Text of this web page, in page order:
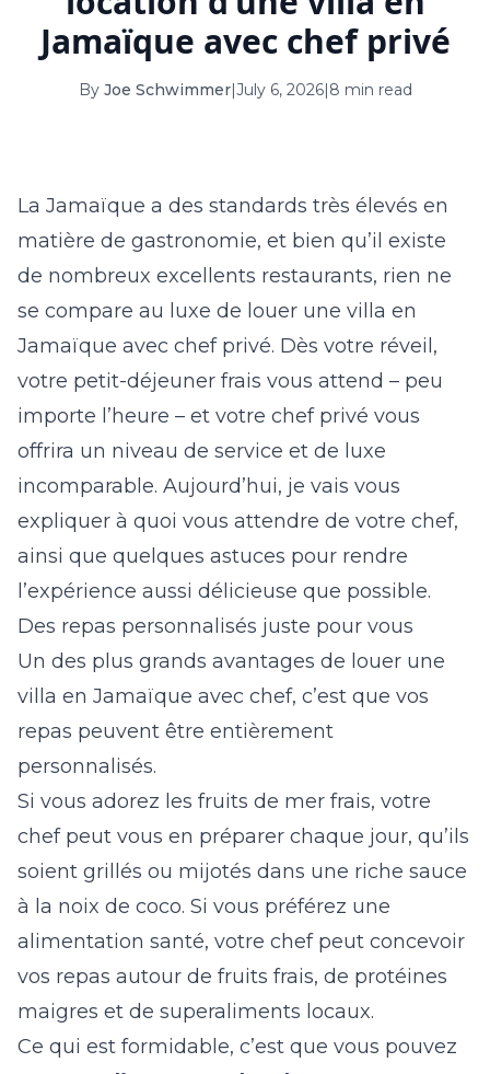
16 17 18 19 20 21 22
29
S M T W T F S
1 2 3 4 5
13 14 15 16 17 18 19
20 21 22 23 24 25 26
27
Jamaïque avec chef privé
By Joe Schwimmer|July 6, 2026|8 min read
La Jamaïque a des standards très élevés en
matière de gastronomie, et bien qu’il existe
de nombreux excellents restaurants, rien ne
se compare au luxe de louer une villa en
Jamaïque avec chef privé. Dès votre réveil,
votre petit-déjeuner frais vous attend – peu
importe l’heure – et votre chef privé vous
offrira un niveau de service et de luxe
incomparable. Aujourd’hui, je vais vous
expliquer à quoi vous attendre de votre chef,
ainsi que quelques astuces pour rendre
l’expérience aussi délicieuse que possible.
Des repas personnalisés juste pour vous
Un des plus grands avantages de louer une
villa en Jamaïque avec chef, c’est que vos
repas peuvent être entièrement
personnalisés.
Si vous adorez les fruits de mer frais, votre
chef peut vous en préparer chaque jour, qu’ils
soient grillés ou mijotés dans une riche sauce
à la noix de coco. Si vous préférez une
alimentation santé, votre chef peut concevoir
vos repas autour de fruits frais, de protéines
maigres et de superaliments locaux.
Ce qui est formidable, c’est que vous pouvez